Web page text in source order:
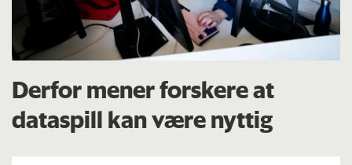
Derfor mener forskere at
dataspill kan være nyttig